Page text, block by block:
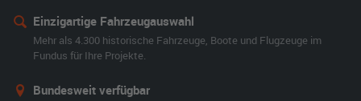
Einzigartige Fahrzeugauswahl
Mehr als 4.300 historische Fahrzeuge, Boote und Flugzeuge im
Fundus für Ihre Projekte.
Bundesweit verfügbar